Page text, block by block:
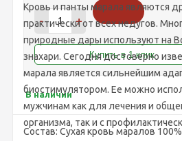
- +
В наличии
Состав: Сухая кровь маралов 100%
Кровь и панты марала являются
практически от всех недугов.
природные дары используют на
знахари. Сегодня достоверно
марала является сильнейшим
биостимулятором. Ее можно
мужчинам как для лечения и
организма, так и с